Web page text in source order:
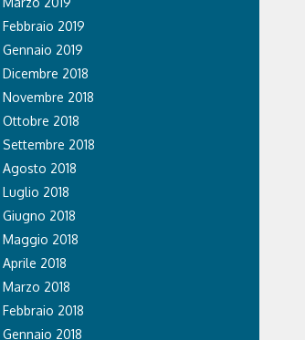
Febbraio 2019
Gennaio 2019
Dicembre 2018
Novembre 2018
Ottobre 2018
Settembre 2018
Agosto 2018
Luglio 2018
Giugno 2018
Maggio 2018
Aprile 2018
Marzo 2018
Febbraio 2018
Gennaio 2018